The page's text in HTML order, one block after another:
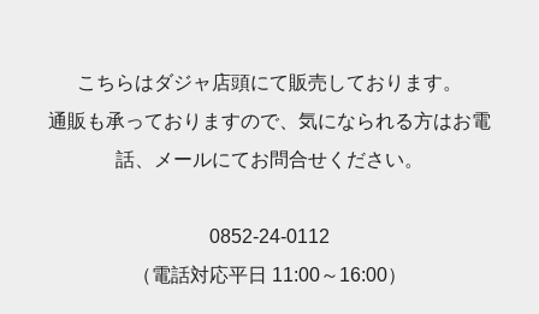
こちらはダジャ店頭にて販売しております。
通販も承っておりますので、気になられる方はお電
話、メールにてお問合せください。
0852-24-0112
（電話対応平日 11:00～16:00）